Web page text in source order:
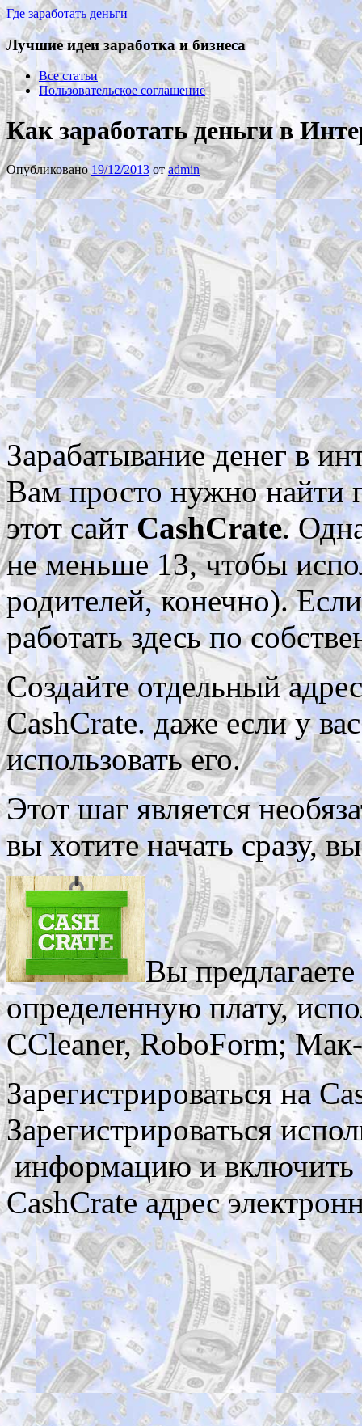
Где заработать деньги
Лучшие идеи заработка и бизнеса
Все статьи
Пользовательское соглашение
Как заработать деньги в
Опубликовано19/12/2013 отadmin
Зарабатывание денег в
Вам просто нужно найти
этот сайтCashCrate.
не меньше 13, чтобы
родителей, конечно).
работать здесь по
Создайте отдельный
CashCrate. даже если у
использовать его.
Этот шаг является
вы хотите начать сразу,
Вы
определенную плату,
CCleaner, RoboForm;
Зарегистрироваться на
Зарегистрироваться
информацию и включить
CashCrate адрес